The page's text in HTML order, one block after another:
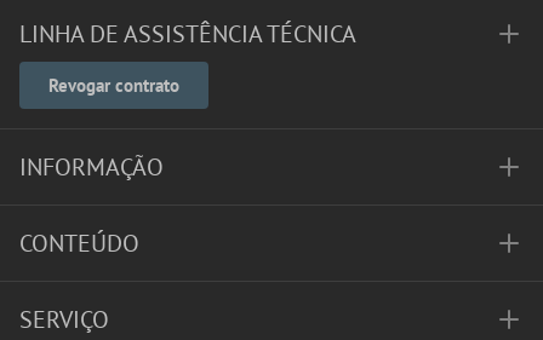
LINHA DE ASSISTÊNCIA TÉCNICA
Revogar contrato
INFORMAÇÃO
CONTEÚDO
SERVIÇO